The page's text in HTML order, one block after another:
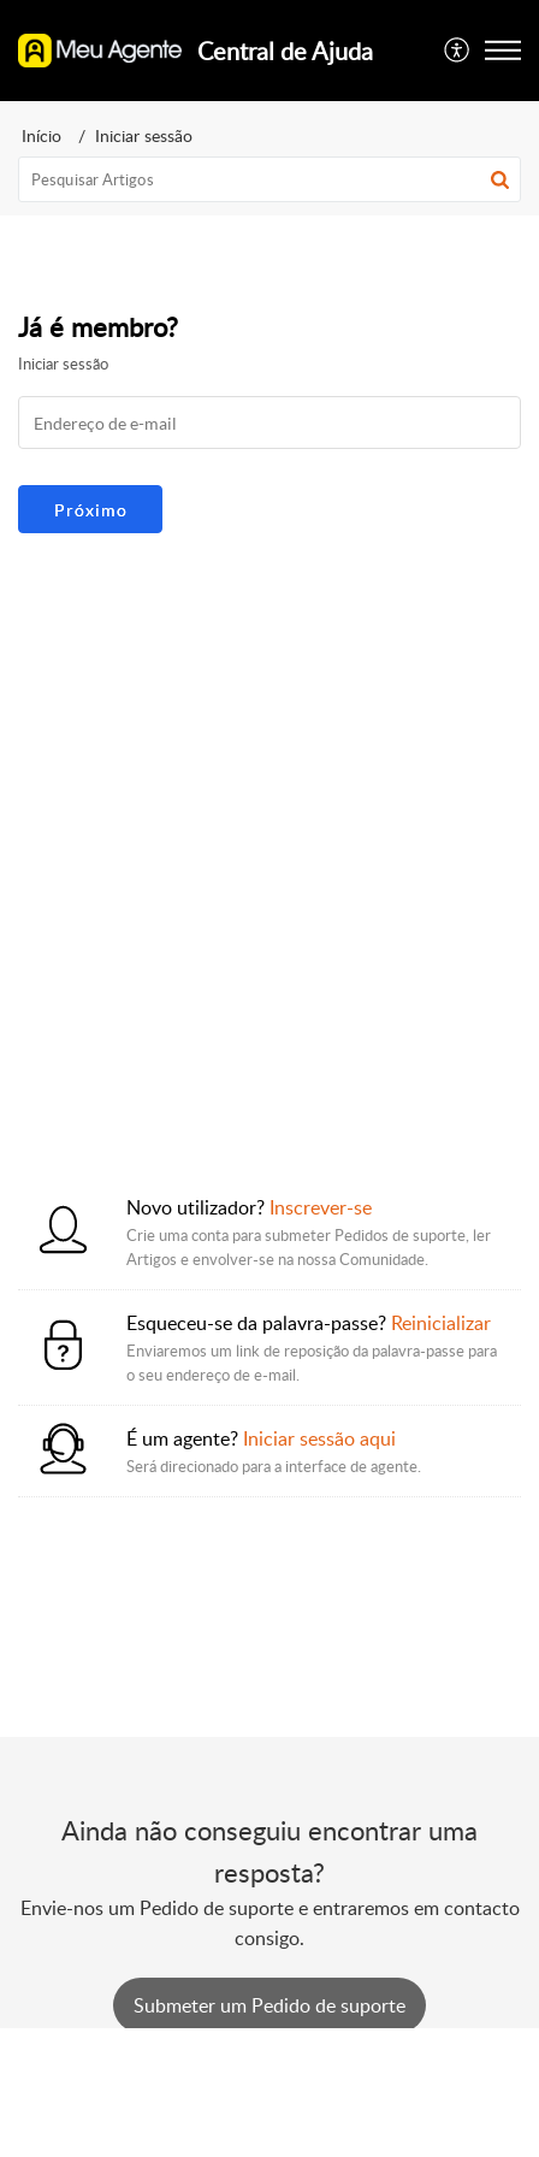
Central de Ajuda
Início Iniciar sessão
Já é membro?
Iniciar sessão
Novo utilizador? Inscrever-se
Crie uma conta para submeter Pedidos de suporte, ler
Artigos e envolver-se na nossa Comunidade.
Esqueceu-se da palavra-passe? Reinicializar
Enviaremos um link de reposição da palavra-passe para
o seu endereço de e-mail.
É um agente? Iniciar sessão aqui
Será direcionado para a interface de agente.
Ainda não conseguiu encontrar uma
resposta?
Envie-nos um Pedido de suporte e entraremos em contacto
consigo.
Submeter um Pedido de suporte